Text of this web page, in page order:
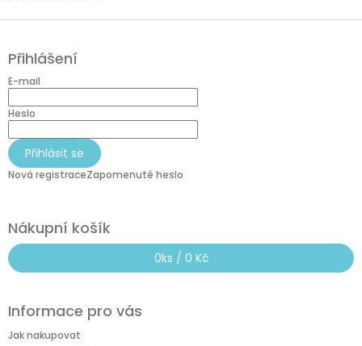
Z
p
a
Přihlášení
E-mail
Heslo
Přihlásit se
Nová registraceZapomenuté heslo
Nákupní košík
0ks / 0 Kč
Informace pro vás
Jak nakupovat